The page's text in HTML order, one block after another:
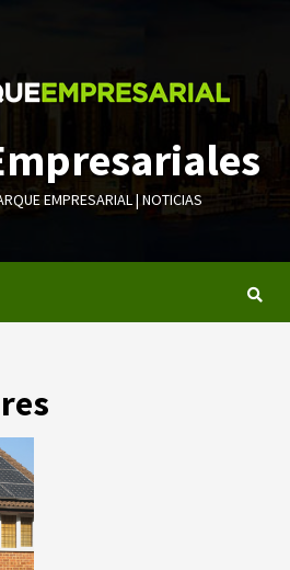
EMPRESARIAL | NOTICIAS